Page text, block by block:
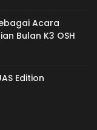
Acara
Bulan K3 OSH
Edition